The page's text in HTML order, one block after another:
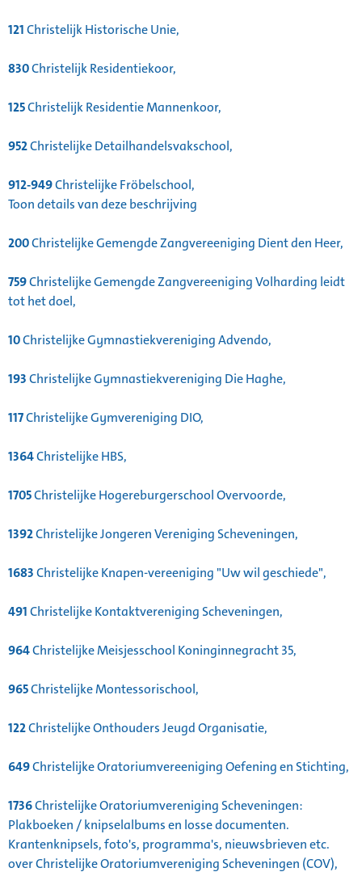
121Christelijk Historische Unie,
830Christelijk Residentiekoor,
125Christelijk Residentie Mannenkoor,
952Christelijke Detailhandelsvakschool,
912-949Christelijke Fröbelschool,
Toon details van deze beschrijving
200Christelijke Gemengde Zangvereeniging Dient den Heer,
759Christelijke Gemengde Zangvereeniging Volharding leidt
tot het doel,
10Christelijke Gymnastiekvereniging Advendo,
193Christelijke Gymnastiekvereniging Die Haghe,
117Christelijke Gymvereniging DIO,
1364Christelijke HBS,
1705Christelijke Hogereburgerschool Overvoorde,
1392Christelijke Jongeren Vereniging Scheveningen,
1683Christelijke Knapen-vereeniging "Uw wil geschiede",
491Christelijke Kontaktvereniging Scheveningen,
964Christelijke Meisjesschool Koninginnegracht 35,
965Christelijke Montessorischool,
122Christelijke Onthouders Jeugd Organisatie,
649Christelijke Oratoriumvereeniging Oefening en Stichting,
1736Christelijke Oratoriumvereniging Scheveningen:
Plakboeken / knipselalbums en losse documenten.
Krantenknipsels, foto's, programma's, nieuwsbrieven etc.
over Christelijke Oratoriumvereniging Scheveningen (COV),